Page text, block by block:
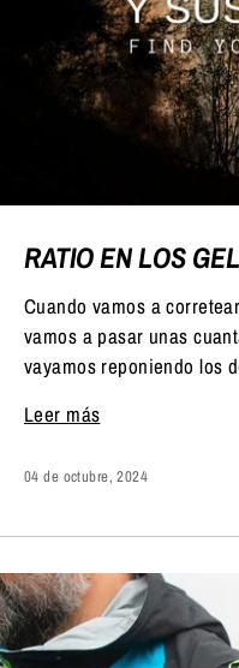
RATIO EN LOS
Cuando vamos a
vamos a pasar unas
vayamos reponiendo los
Leer más
04 de octubre, 2024